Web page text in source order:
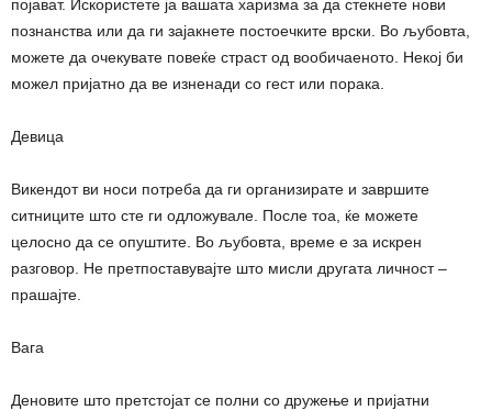
појават. Искористете ја вашата харизма за да стекнете нови
познанства или да ги зајакнете постоечките врски. Во љубовта,
можете да очекувате повеќе страст од вообичаеното. Некој би
можел пријатно да ве изненади со гест или порака.
Девица
Викендот ви носи потреба да ги организирате и завршите
ситниците што сте ги одложувале. После тоа, ќе можете
целосно да се опуштите. Во љубовта, време е за искрен
разговор. Не претпоставувајте што мисли другата личност –
прашајте.
Вага
Деновите што претстојат се полни со дружење и пријатни